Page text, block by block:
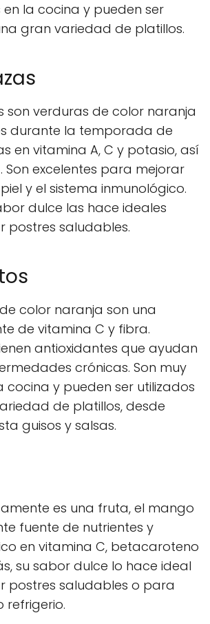
en la cocina y pueden ser
gran variedad de platillos.
son verduras de color naranja
durante la temporada de
en vitamina A, C y potasio, así
Son excelentes para mejorar
y el sistema inmunológico.
dulce las hace ideales
saludables.
color naranja son una
de vitamina C y fibra.
antioxidantes que ayudan
crónicas. Son muy
cocina y pueden ser utilizados
de platillos, desde
guisos y salsas.
es una fruta, el mango
fuente de nutrientes y
en vitamina C, betacaroteno
su sabor dulce lo hace ideal
postres saludables o para
refrigerio.